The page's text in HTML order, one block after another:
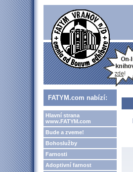
FATYM.com nabízí:
Hlavní strana
www.FATYM.com
Bude a zveme!
Bohoslužby
Farnosti
Adoptivní farnost